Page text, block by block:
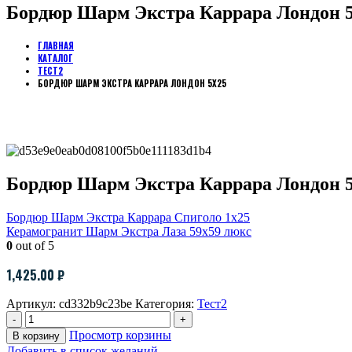
Бордюр Шарм Экстра Каррара Лондон
ГЛАВНАЯ
КАТАЛОГ
ТЕСТ2
БОРДЮР ШАРМ ЭКСТРА КАРРАРА ЛОНДОН 5Х25
Бордюр Шарм Экстра Каррара Лондон
Бордюр Шарм Экстра Каррара Спиголо 1х25
Керамогранит Шарм Экстра Лаза 59х59 люкс
0 out of 5
1,425.00 ₽
Артикул: cd332b9c23be Категория: Тест2
-
+
В корзину
Просмотр корзины